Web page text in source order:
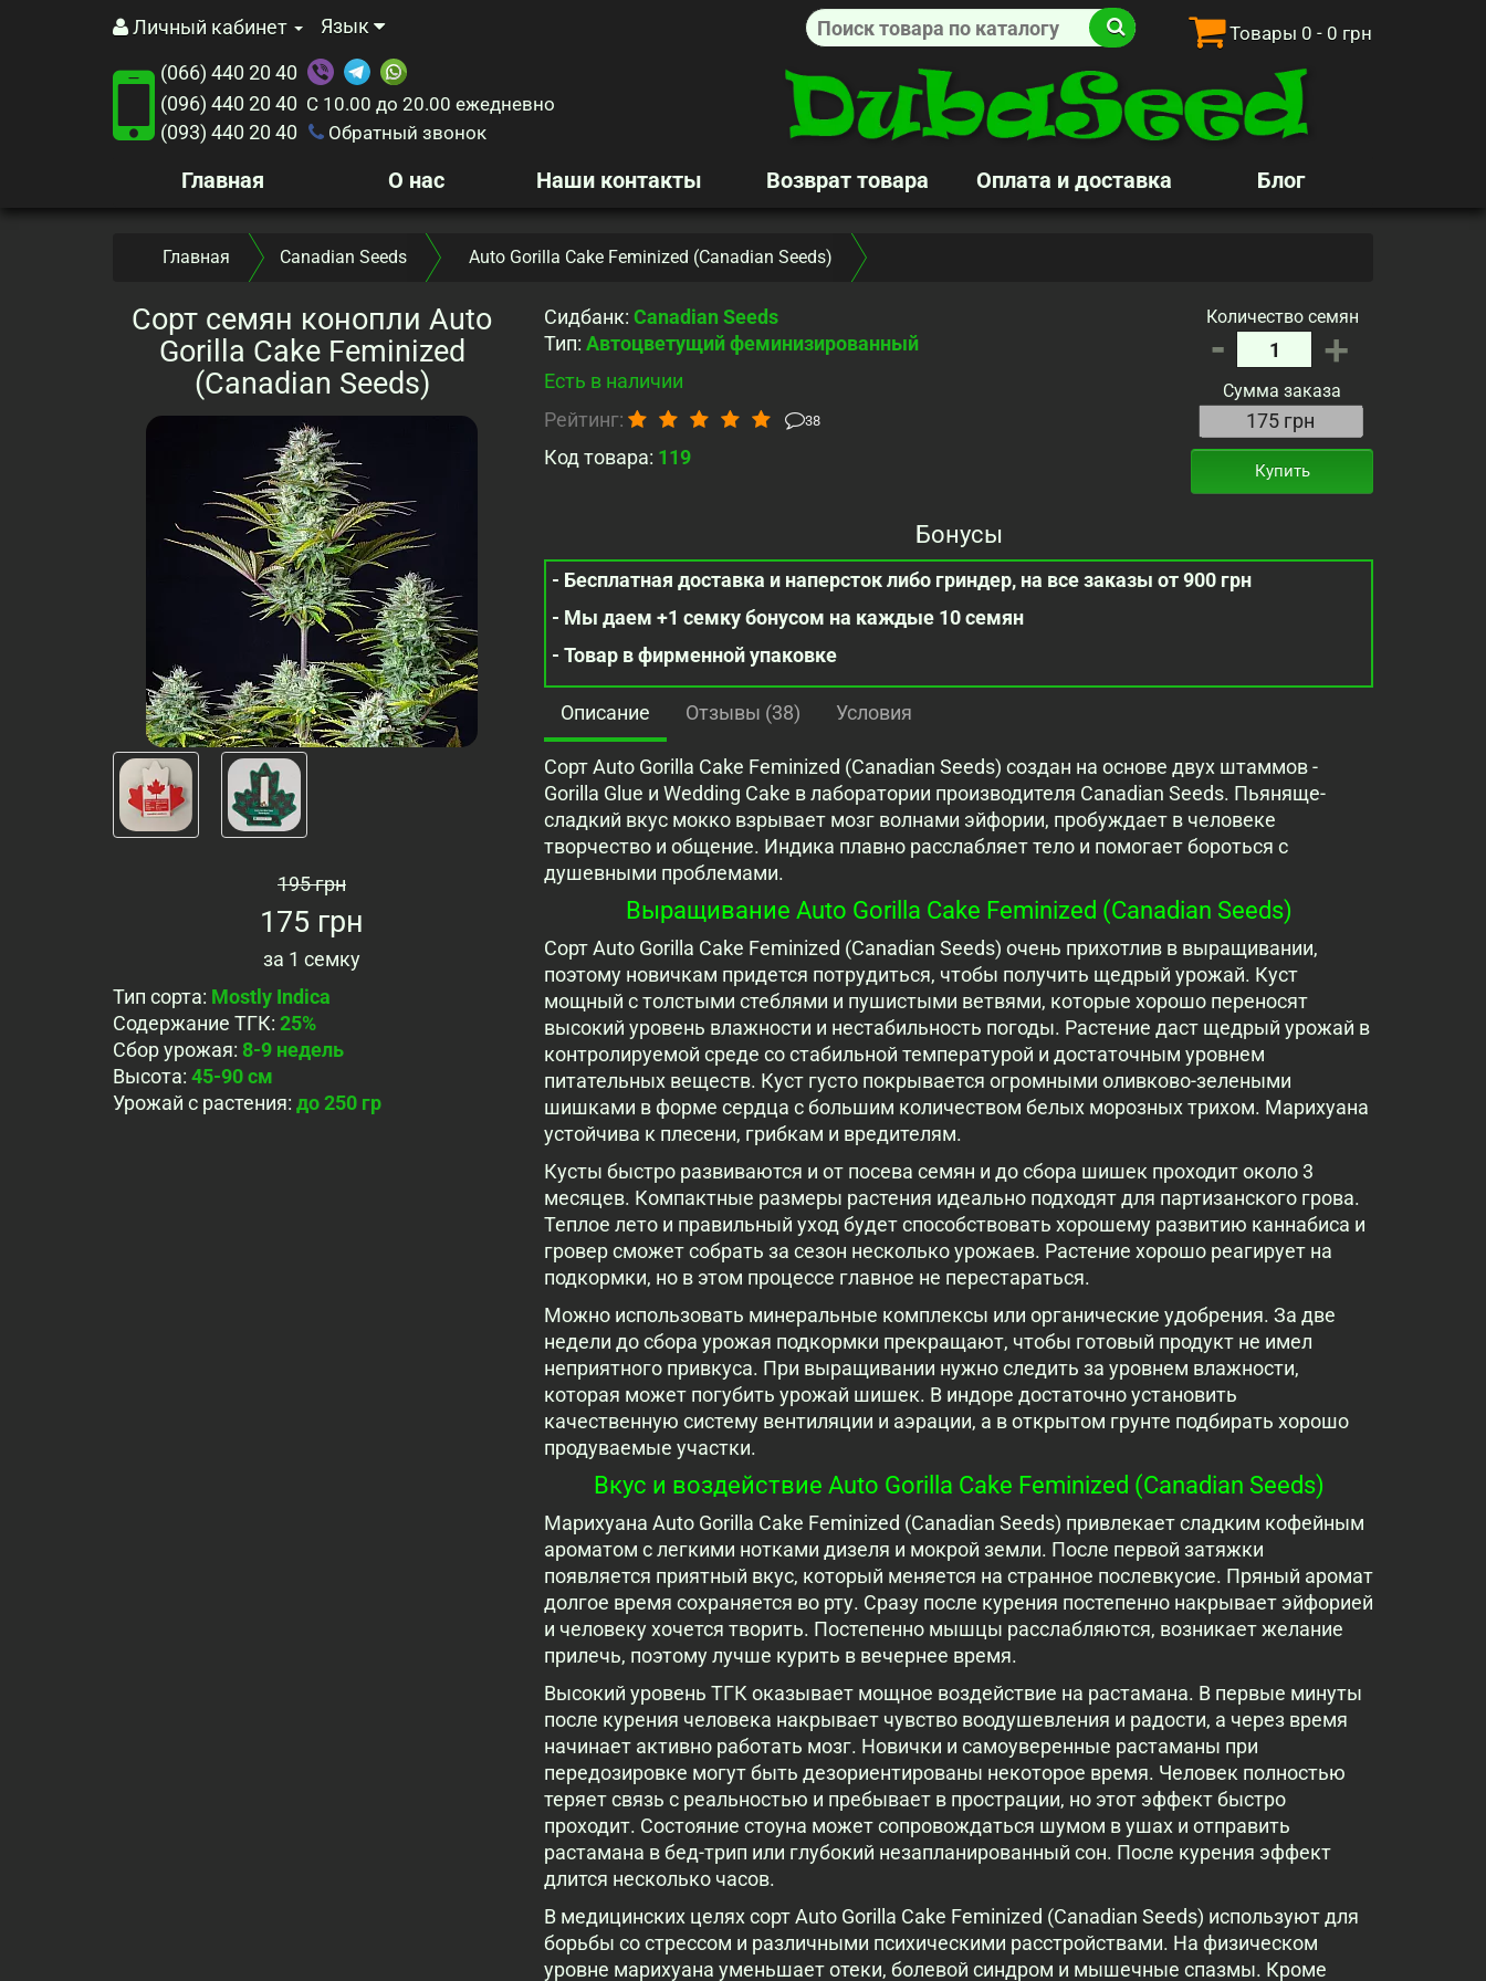
Личный кабинет Язык Товары 0 - 0 грн
(066) 440 20 40
(096) 440 20 40 С 10.00 до 20.00 ежедневно
(093) 440 20 40 Обратный звонок
Главная О нас Наши контакты Возврат товара Оплата и доставка Блог
Главная Canadian Seeds Auto Gorilla Cake Feminized (Canadian Seeds)
Сорт семян конопли Auto
Gorilla Cake Feminized
(Canadian Seeds)
195 грн
175 грн
за 1 семку
Тип сорта: Mostly Indica
Содержание ТГК: 25%
Сбор урожая: 8-9 недель
Высота: 45-90 см
Урожай с растения: до 250 гр
Сидбанк: Canadian Seeds
Тип: Автоцветущий феминизированный
Есть в наличии
Рейтинг:
38
Код товара: 119
Количество семян
- +
Сумма заказа
Купить
Бонусы
- Бесплатная доставка и наперсток либо гриндер, на все заказы от 900 грн
- Мы даем +1 семку бонусом на каждые 10 семян
- Товар в фирменной упаковке
Описание Отзывы (38) Условия
Сорт Auto Gorilla Cake Feminized (Canadian Seeds) создан на основе двух штаммов -
Gorilla Glue и Wedding Cake в лаборатории производителя Canadian Seeds. Пьяняще-
сладкий вкус мокко взрывает мозг волнами эйфории, пробуждает в человеке
творчество и общение. Индика плавно расслабляет тело и помогает бороться с
душевными проблемами.
Выращивание Auto Gorilla Cake Feminized (Canadian Seeds)
Сорт Auto Gorilla Cake Feminized (Canadian Seeds) очень прихотлив в выращивании,
поэтому новичкам придется потрудиться, чтобы получить щедрый урожай. Куст
мощный с толстыми стеблями и пушистыми ветвями, которые хорошо переносят
высокий уровень влажности и нестабильность погоды. Растение даст щедрый урожай в
контролируемой среде со стабильной температурой и достаточным уровнем
питательных веществ. Куст густо покрывается огромными оливково-зелеными
шишками в форме сердца с большим количеством белых морозных трихом. Марихуана
устойчива к плесени, грибкам и вредителям.
Кусты быстро развиваются и от посева семян и до сбора шишек проходит около 3
месяцев. Компактные размеры растения идеально подходят для партизанского грова.
Теплое лето и правильный уход будет способствовать хорошему развитию каннабиса и
гровер сможет собрать за сезон несколько урожаев. Растение хорошо реагирует на
подкормки, но в этом процессе главное не перестараться.
Можно использовать минеральные комплексы или органические удобрения. За две
недели до сбора урожая подкормки прекращают, чтобы готовый продукт не имел
неприятного привкуса. При выращивании нужно следить за уровнем влажности,
которая может погубить урожай шишек. В индоре достаточно установить
качественную систему вентиляции и аэрации, а в открытом грунте подбирать хорошо
продуваемые участки.
Вкус и воздействие Auto Gorilla Cake Feminized (Canadian Seeds)
Марихуана Auto Gorilla Cake Feminized (Canadian Seeds) привлекает сладким кофейным
ароматом с легкими нотками дизеля и мокрой земли. После первой затяжки
появляется приятный вкус, который меняется на странное послевкусие. Пряный аромат
долгое время сохраняется во рту. Сразу после курения постепенно накрывает эйфорией
и человеку хочется творить. Постепенно мышцы расслабляются, возникает желание
прилечь, поэтому лучше курить в вечернее время.
Высокий уровень ТГК оказывает мощное воздействие на растамана. В первые минуты
после курения человека накрывает чувство воодушевления и радости, а через время
начинает активно работать мозг. Новички и самоуверенные растаманы при
передозировке могут быть дезориентированы некоторое время. Человек полностью
теряет связь с реальностью и пребывает в прострации, но этот эффект быстро
проходит. Состояние стоуна может сопровождаться шумом в ушах и отправить
растамана в бед-трип или глубокий незапланированный сон. После курения эффект
длится несколько часов.
В медицинских целях сорт Auto Gorilla Cake Feminized (Canadian Seeds) используют для
борьбы со стрессом и различными психическими расстройствами. На физическом
уровне марихуана уменьшает отеки, болевой синдром и мышечные спазмы. Кроме